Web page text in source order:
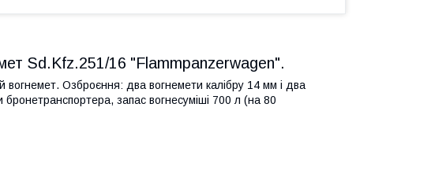
Sd.Kfz.251/16 "Flammpanzerwagen".
Озброєння: два вогнемети калібру 14 мм і два
запас вогнесуміші 700 л (на 80